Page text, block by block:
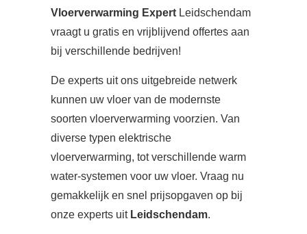
Vloerverwarming Expert Leidschendam
vraagt u gratis en vrijblijvend offertes aan
bij verschillende bedrijven!
De experts uit ons uitgebreide netwerk
kunnen uw vloer van de modernste
soorten vloerverwarming voorzien. Van
diverse typen elektrische
vloerverwarming, tot verschillende warm
water-systemen voor uw vloer. Vraag nu
gemakkelijk en snel prijsopgaven op bij
onze experts uit Leidschendam.